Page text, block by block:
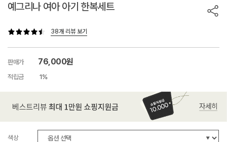
예그리나 여아 아기 한복세트
38개 리뷰 보기
판매가 76,000원
적립금 1%
색상